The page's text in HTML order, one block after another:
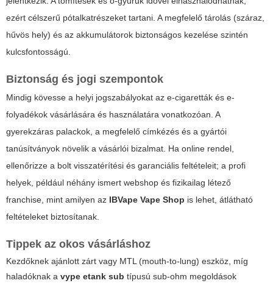
ezért célszerű pótalkatrészeket tartani. A megfelelő tárolás (száraz,
hűvös hely) és az akkumulátorok biztonságos kezelése szintén
kulcsfontosságú.
Biztonság és jogi szempontok
Mindig kövesse a helyi jogszabályokat az e-cigaretták és e-
folyadékok vásárlására és használatára vonatkozóan. A
gyerekzáras palackok, a megfelelő címkézés és a gyártói
tanúsítványok növelik a vásárlói bizalmat. Ha online rendel,
ellenőrizze a bolt visszatérítési és garanciális feltételeit; a profi
helyek, például néhány ismert webshop és fizikailag létező
franchise, mint amilyen az IBVape Vape Shop is lehet, átlátható
feltételeket biztosítanak.
Tippek az okos vásárláshoz
Kezdőknek ajánlott zárt vagy MTL (mouth-to-lung) eszköz, míg
haladóknak a vype etank sub típusú sub-ohm megoldások